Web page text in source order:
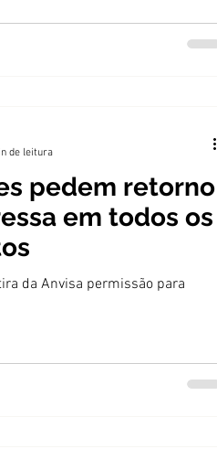
pedem retorno
em todos os
da Anvisa permissão para
de leitura